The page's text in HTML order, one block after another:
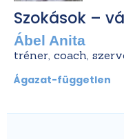
Szokások –
Ábel Anita
tréner, coach,
Ágazat-független